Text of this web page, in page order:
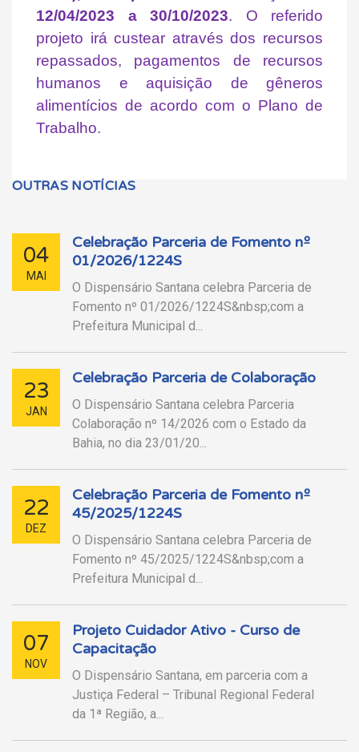
12/04/2023 a 30/10/2023. O referido
projeto irá custear através dos recursos
repassados, pagamentos de recursos
humanos e aquisição de gêneros
alimentícios de acordo com o Plano de
Trabalho.
OUTRAS NOTÍCIAS
04
MAI
Celebração Parceria de Fomento nº
01/2026/1224S
O Dispensário Santana celebra Parceria de
Fomento nº 01/2026/1224S&nbsp;com a
Prefeitura Municipal d...
23
JAN
Celebração Parceria de Colaboração
O Dispensário Santana celebra Parceria
Colaboração nº 14/2026 com o Estado da
Bahia, no dia 23/01/20...
22
DEZ
Celebração Parceria de Fomento nº
45/2025/1224S
O Dispensário Santana celebra Parceria de
Fomento nº 45/2025/1224S&nbsp;com a
Prefeitura Municipal d...
07
NOV
Projeto Cuidador Ativo - Curso de
Capacitação
O Dispensário Santana, em parceria com a
Justiça Federal – Tribunal Regional Federal
da 1ª Região, a...